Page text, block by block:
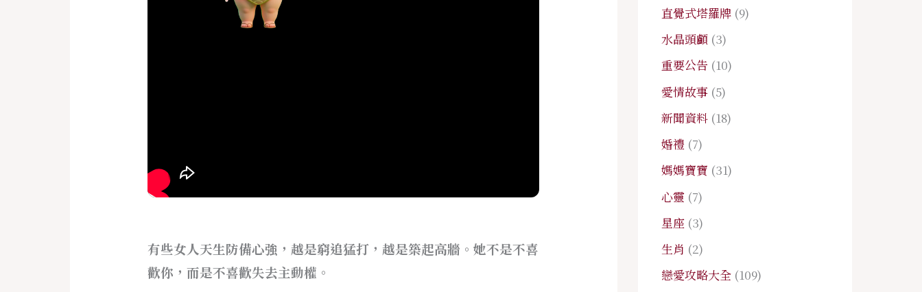
有些女人天生防備心強，越是窮追猛打，越是築起高牆。她不是不喜
歡你，而是不喜歡失去主動權。
直覺式塔羅牌 (9)
水晶頭顱 (3)
重要公告 (10)
愛情故事 (5)
新聞資料 (18)
婚禮 (7)
媽媽寶寶 (31)
心靈 (7)
星座 (3)
生肖 (2)
戀愛攻略大全 (109)